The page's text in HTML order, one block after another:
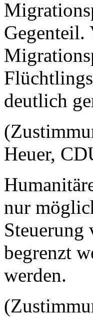
Gegenteil.
deutlich
Heuer,
nur
begrenzt
werden.